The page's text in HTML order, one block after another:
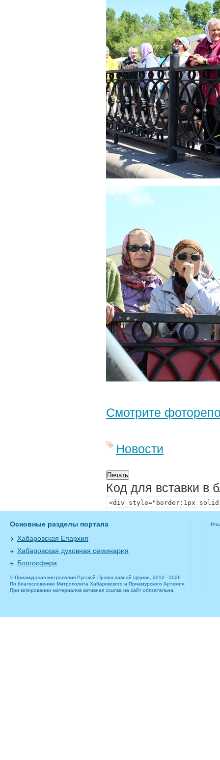
Смотрите
Новости
Код для вставки в
Основные разделы портала
Хабаровская Епархия
Хабаровская духовная семинария
Блогосфера
© Приамурская митрополия Русской Православной Церкви, 2012 - 2026
По благословению Митрополита Хабаровского и Приамурского Артемия.
При копировании материалов активная ссылка на сайт обязательна.